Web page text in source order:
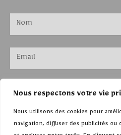
Nous respectons votre vie
Nous utilisons des cookies pour
navigation, diffuser des publicités ou